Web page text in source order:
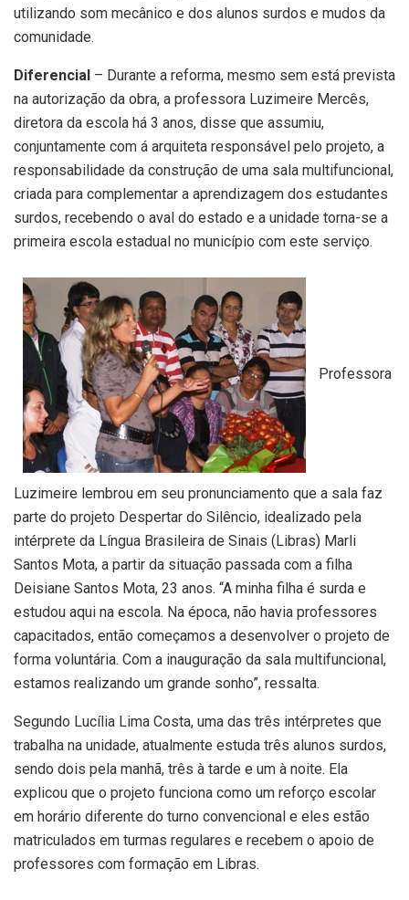
utilizando som mecânico e dos alunos surdos e mudos da
comunidade.
Diferencial – Durante a reforma, mesmo sem está prevista
na autorização da obra, a professora Luzimeire Mercês,
diretora da escola há 3 anos, disse que assumiu,
conjuntamente com á arquiteta responsável pelo projeto, a
responsabilidade da construção de uma sala multifuncional,
criada para complementar a aprendizagem dos estudantes
surdos, recebendo o aval do estado e a unidade torna-se a
primeira escola estadual no município com este serviço.
Professora
Luzimeire lembrou em seu pronunciamento que a sala faz
parte do projeto Despertar do Silêncio, idealizado pela
intérprete da Língua Brasileira de Sinais (Libras) Marli
Santos Mota, a partir da situação passada com a filha
Deisiane Santos Mota, 23 anos. “A minha filha é surda e
estudou aqui na escola. Na época, não havia professores
capacitados, então começamos a desenvolver o projeto de
forma voluntária. Com a inauguração da sala multifuncional,
estamos realizando um grande sonho”, ressalta.
Segundo Lucília Lima Costa, uma das três intérpretes que
trabalha na unidade, atualmente estuda três alunos surdos,
sendo dois pela manhã, três à tarde e um à noite. Ela
explicou que o projeto funciona como um reforço escolar
em horário diferente do turno convencional e eles estão
matriculados em turmas regulares e recebem o apoio de
professores com formação em Libras.